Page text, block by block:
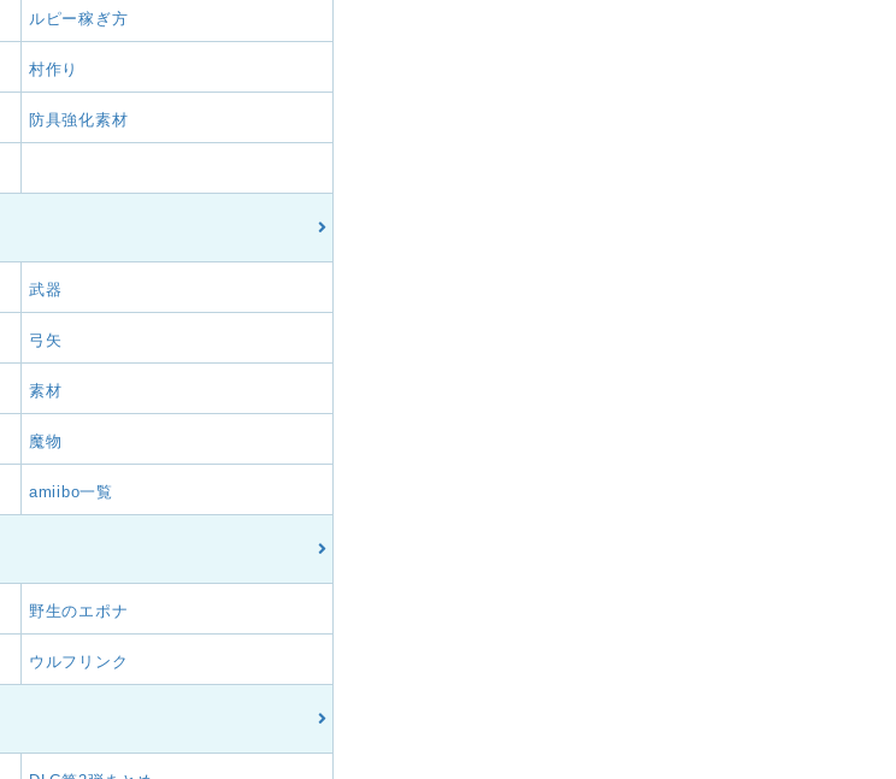
ルピー稼ぎ方
村作り
防具強化素材
武器
弓矢
素材
魔物
amiibo一覧
野生のエポナ
ウルフリンク